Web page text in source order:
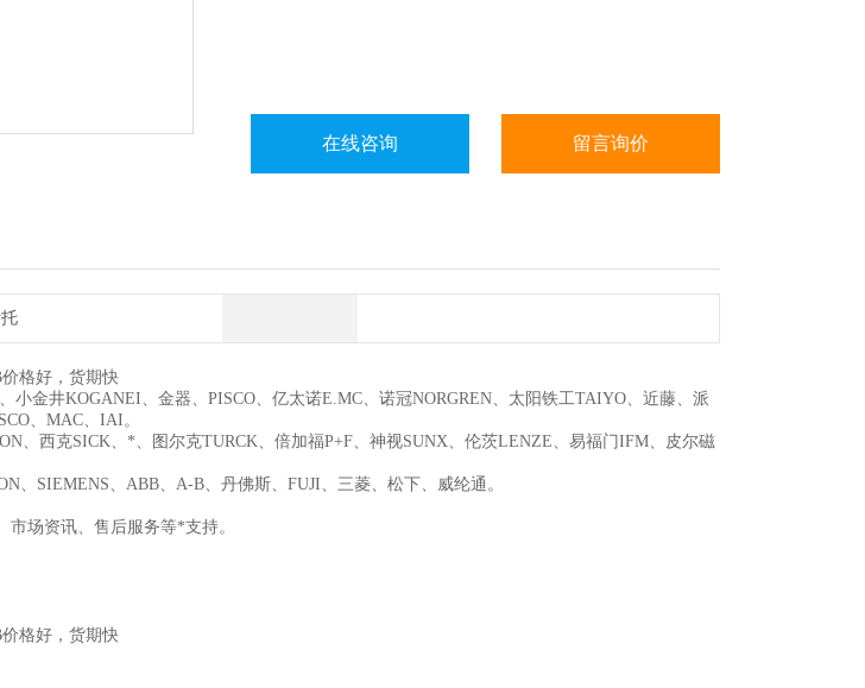
在线咨询 留言询价
格好，货期快
小金井KOGANEI、金器、PISCO、亿太诺E.MC、诺冠NORGREN、太阳铁工TAIYO、近藤、派
、MAC、IAI。
、西克SICK、*、图尔克TURCK、倍加福P+F、神视SUNX、伦茨LENZE、易福门IFM、皮尔磁
、SIEMENS、ABB、A-B、丹佛斯、FUJI、三菱、松下、威纶通。
场资讯、售后服务等*支持。
格好，货期快